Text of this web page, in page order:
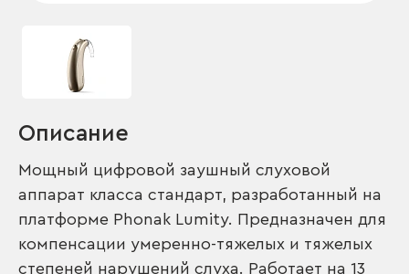
Описание
Мощный цифровой заушный слуховой
аппарат класса стандарт, разработанный на
платформе Phonak Lumity. Предназначен для
компенсации умеренно-тяжелых и тяжелых
степеней нарушений слуха. Работает на 13